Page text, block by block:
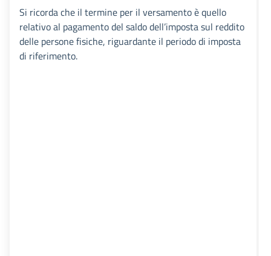
Si ricorda che il termine per il versamento è quello
relativo al pagamento del saldo dell’imposta sul reddito
delle persone fisiche, riguardante il periodo di imposta
di riferimento.